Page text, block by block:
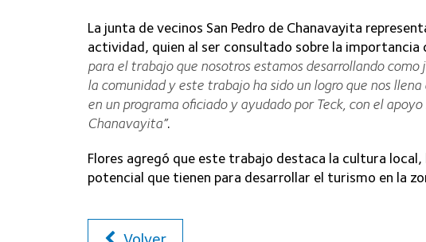
La junta de vecinos San Pedro de Chanavayita
actividad, quien al ser consultado sobre la importancia
para el trabajo que nosotros estamos desarrollando
la comunidad y este trabajo ha sido un logro que nos
en un programa oficiado y ayudado por Teck, con el
Chanavayita”.
Flores agregó que este trabajo destaca la cultura
potencial que tienen para desarrollar el turismo en la